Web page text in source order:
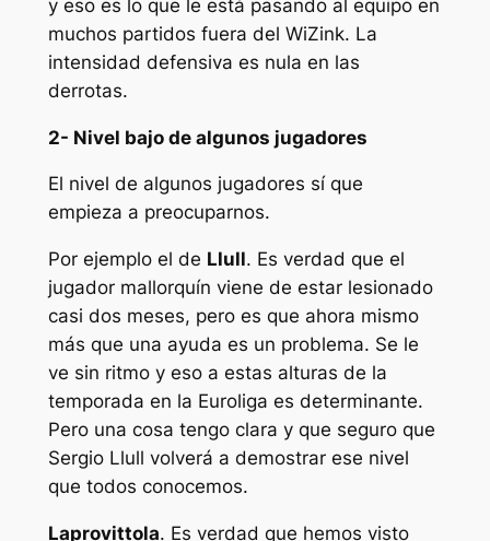
y eso es lo que le está pasando al equipo en
muchos partidos fuera del WiZink. La
intensidad defensiva es nula en las
derrotas.
2- Nivel bajo de algunos jugadores
El nivel de algunos jugadores sí que
empieza a preocuparnos.
Por ejemplo el de Llull. Es verdad que el
jugador mallorquín viene de estar lesionado
casi dos meses, pero es que ahora mismo
más que una ayuda es un problema. Se le
ve sin ritmo y eso a estas alturas de la
temporada en la Euroliga es determinante.
Pero una cosa tengo clara y que seguro que
Sergio Llull volverá a demostrar ese nivel
que todos conocemos.
Laprovittola. Es verdad que hemos visto